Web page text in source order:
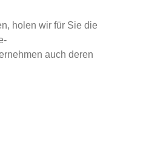
holen wir für Sie die
auch deren